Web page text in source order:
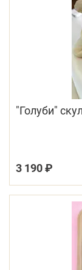
"Голуби"
3 190 ₽